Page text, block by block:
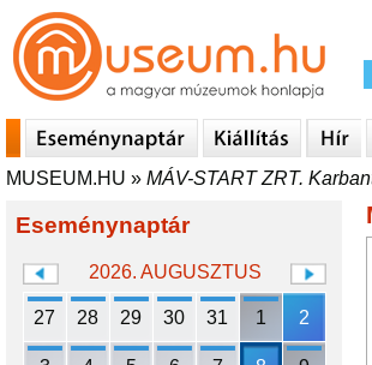
MUSEUM.HU » MÁV-START ZRT.
Eseménynaptár
2026. AUGUSZTUS
27 28 29 30 31 1 2